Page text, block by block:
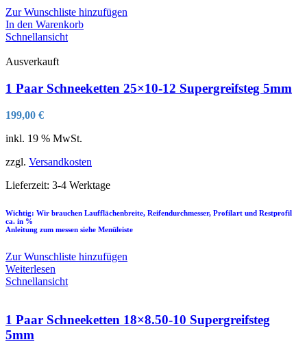
Zur Wunschliste hinzufügen
In den Warenkorb
Schnellansicht
Ausverkauft
1 Paar Schneeketten 25×10-12 Supergreifsteg 5mm
199,00 €
inkl. 19 % MwSt.
zzgl. Versandkosten
Lieferzeit: 3-4 Werktage
Wichtig: Wir brauchen Laufflächenbreite, Reifendurchmesser, Profilart und Restprofil
ca. in %
Anleitung zum messen siehe Menüleiste
Zur Wunschliste hinzufügen
Weiterlesen
Schnellansicht
1 Paar Schneeketten 18×8.50-10 Supergreifsteg
5mm